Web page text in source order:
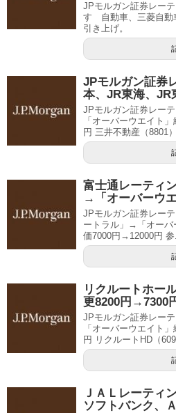
JPモルガン証券レー
すゞ自動車、三菱自
引き上げ。
JPモルガン証券
本、JR東海、JR
JPモルガン証券レー
「オーバーウエイト
円 三井不動産（8801
富士通レーティ
→「オーバーウエ
JPモルガン証券レー
ートラル」→「オー
価7000円→12000円
リクルートホー
更8200円→7300
JPモルガン証券レー
「オーバーウエイト
円 リクルートHD（
ＪＡＬレーティ
ソフトバンク、